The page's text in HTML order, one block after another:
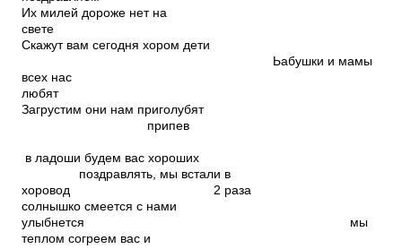
Их милей дороже нет на
свете
Скажут вам сегодня хором дети
Ьабушки и мамы
всех нас
любят
Загрустим они нам приголубят
припев
в ладоши будем вас хороших
поздравлять, мы встали в
хоровод 2 раза
солнышко смеется с нами
улыбнется мы
теплом согреем вас и